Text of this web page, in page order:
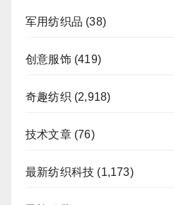
军用纺织品 (38)
创意服饰(419)
奇趣纺织 (2,918)
技术文章(76)
最新纺织科技 (1,173)